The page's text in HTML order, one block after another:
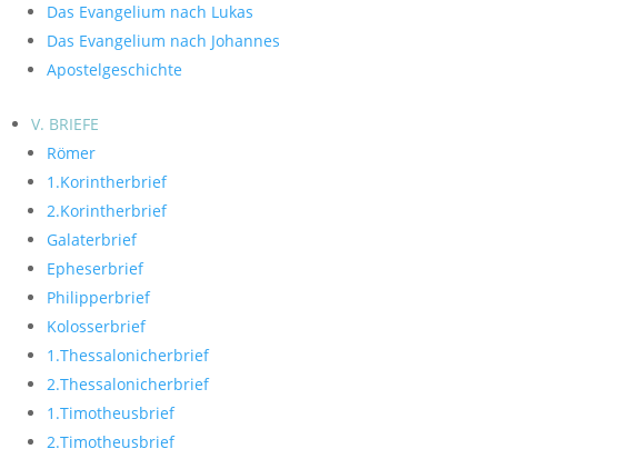
Das Evangelium nach Lukas
Das Evangelium nach Johannes
Apostelgeschichte
V. BRIEFE
Römer
1.Korintherbrief
2.Korintherbrief
Galaterbrief
Epheserbrief
Philipperbrief
Kolosserbrief
1.Thessalonicherbrief
2.Thessalonicherbrief
1.Timotheusbrief
2.Timotheusbrief